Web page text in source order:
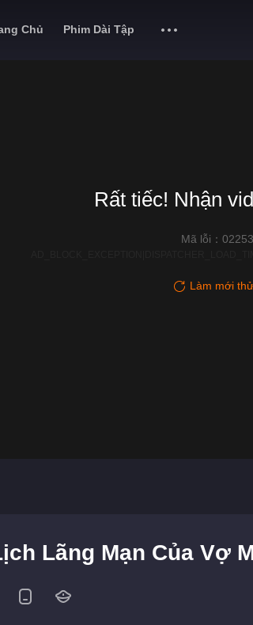
Chủ Phim Dài Tập
Rất tiếc! Nhận
Mã lỗi：
Làm mới
Lãng Mạn Của Vợ